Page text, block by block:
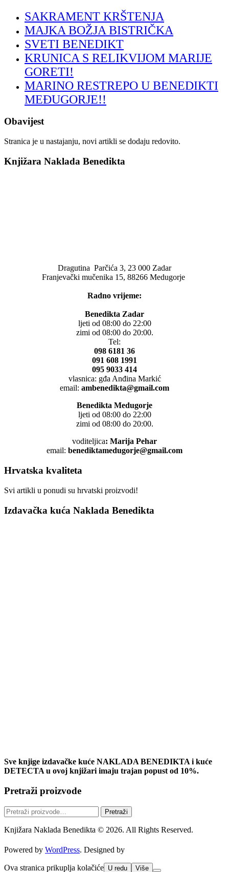
SAKRAMENT KRŠTENJA
MAJKA BOŽJA BISTRIČKA
SVETI BENEDIKT
KRUNICA S RELIKVIJOM MARIJE
GORETI!
MARINO RESTREPO U BENEDIKTI
MEĐUGORJE!!
Obavijest
Stranica je u nastajanju, novi artikli se dodaju redovito.
Knjižara Naklada Benedikta
Dragutina Parčića 3, 23 000 Zadar
Franjevački mučenika 15, 88266 Medugorje
Radno vrijeme:
Benedikta Zadar
ljeti od 08:00 do 22:00
zimi od 08:00 do 20:00.
Tel:
098 6181 36
091 608 1991
095 9033 414
vlasnica: gđa Anđina Markić
email: ambenedikta@gmail.com
Benedikta Medugorje
ljeti od 08:00 do 22:00
zimi od 08:00 do 20:00.
voditeljica: Marija Pehar
email: benediktamedugorje@gmail.com
Hrvatska kvaliteta
Svi artikli u ponudi su hrvatski proizvodi!
Izdavačka kuća Naklada Benedikta
Sve knjige izdavačke kuće NAKLADA BENEDIKTA i kuće
DETECTA u ovoj knjižari imaju trajan popust od 10%.
Pretraži proizvode
Pretraži: Pretraži
Knjižara Naklada Benedikta © 2026. All Rights Reserved.
Powered by WordPress. Designed by
Ova stranica prikuplja kolačiće U redu Više